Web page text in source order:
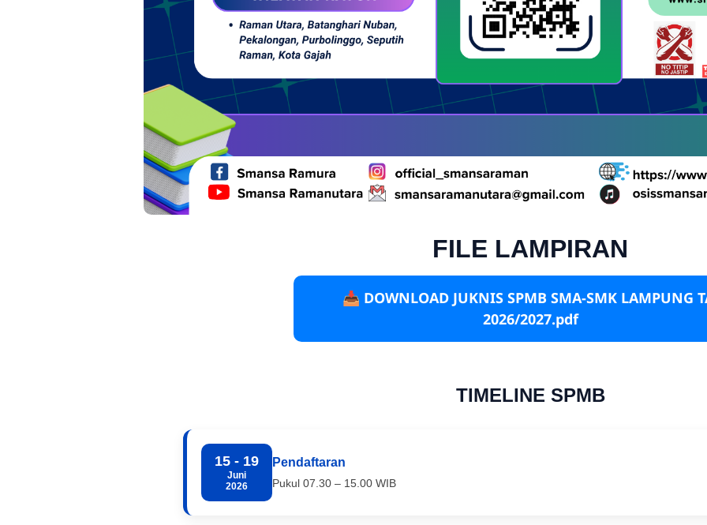
FILE LAMPIRAN
📥 DOWNLOAD JUKNIS SPMB SMA-SMK LAMPUNG
2026/2027.pdf
TIMELINE SPMB
15 - 19
Juni
2026
Pendaftaran
Pukul 07.30 – 15.00 WIB